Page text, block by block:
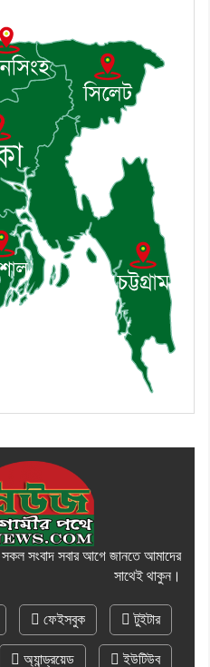
মুচি সম্প্রদায়ের খোঁজখবর
মারুফ হোসেন
আইন-শৃঙ্খলা কমিটির মাসিক
নেতা ড. খন্দকার মোশাররফ
কোথায় এবং একটি
সংবাদ সবার আগে জানতে আমাদের
সাথেই থাকুন।
ফেইসবুক টুইটার
অ্যান্ড্রয়েড ইউটিউব